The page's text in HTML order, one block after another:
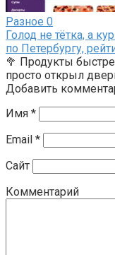
Разное 0
Голод не тётка, а
по Петербургу,
🥦 Продукты
просто открыл
Добавить
Имя *
Email *
Сайт
Комментарий